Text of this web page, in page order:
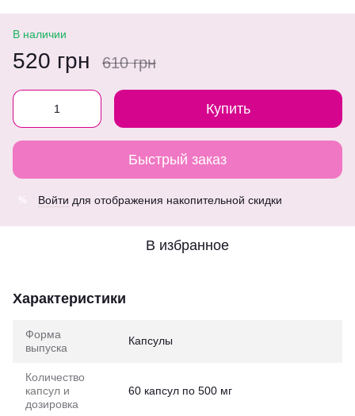
В наличии
520 грн 610 грн
Купить
Быстрый заказ
% Войти для отображения накопительной скидки
В избранное
Характеристики
Форма
выпуска
Капсулы
Количество
капсул и
дозировка
60 капсул по 500 мг